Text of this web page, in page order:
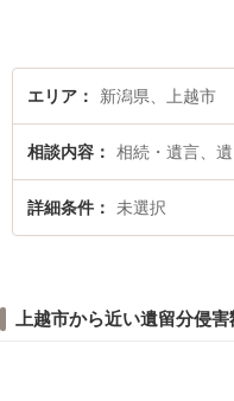
くださ
エリア 新潟県、上越市
相談内容 相続・遺言、
詳細条件 未選択
上越市から近い遺留分侵